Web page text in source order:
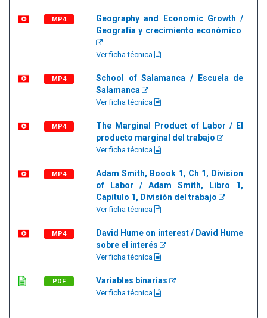
MP4
Geography and Economic Growth /
Geografía y crecimiento económico
Ver ficha técnica
MP4
School of Salamanca / Escuela de
Salamanca
Ver ficha técnica
MP4
The Marginal Product of Labor / El
producto marginal del trabajo
Ver ficha técnica
MP4
Adam Smith, Boook 1, Ch 1, Division
of Labor / Adam Smith, Libro 1,
Capítulo 1, División del trabajo
Ver ficha técnica
MP4
David Hume on interest / David Hume
sobre el interés
Ver ficha técnica
PDF Variables binarias
Ver ficha técnica